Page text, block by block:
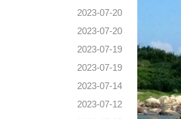
2023-07-20
2023-07-20
2023-07-19
2023-07-19
2023-07-14
2023-07-12